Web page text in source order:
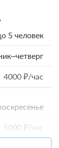
(за двоих)
5 человек
4000 ₽/час
5000 ₽/час